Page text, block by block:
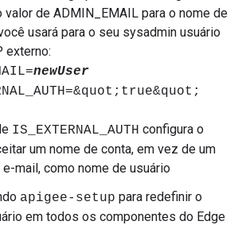
valor de ADMIN_EMAIL para o nome de
usará para o seu sysadmin usuário
externo:
newUser
IS_EXTERNAL_AUTH configura o
um nome de conta, em vez de um
mail, como nome de usuário
apigee-setup para redefinir o
em todos os componentes do Edge